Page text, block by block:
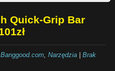
Quick-Grip Bar
Banggood.com, Narzędzia| Brak